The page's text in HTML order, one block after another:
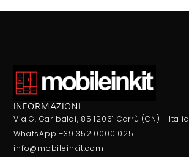
INFORMAZIONI
Via G. Garibaldi, 85 12061 Carrù (CN) - Italia
WhatsApp +39 352 0000 025
info@mobileinkit.com